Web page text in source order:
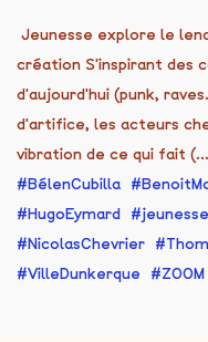
Jeunesse explore le
création S'inspirant des
d'aujourd'hui (punk,
d'artifice, les acteurs
vibration de ce qui fait
BélenCubilla
HugoEymard
jeunesse
NicolasChevrier
VilleDunkerque